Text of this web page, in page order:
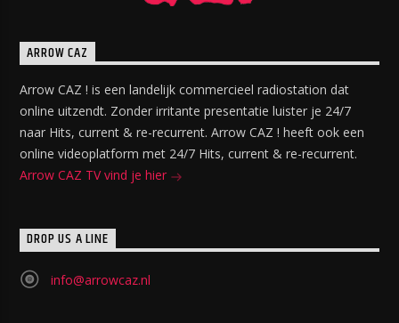
ARROW CAZ
Arrow CAZ ! is een landelijk commercieel radiostation dat
online uitzendt. Zonder irritante presentatie luister je 24/7
naar Hits, current & re-recurrent. Arrow CAZ ! heeft ook een
online videoplatform met 24/7 Hits, current & re-recurrent.
Arrow CAZ TV vind je hier
DROP US A LINE
info@arrowcaz.nl